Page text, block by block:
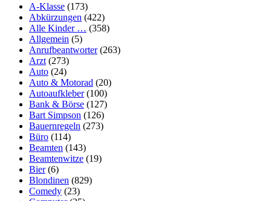
A-Klasse (173)
Abkürzungen (422)
Alle Kinder … (358)
Allgemein (5)
Anrufbeantworter(263)
Arzt (273)
Auto (24)
Auto & Motorad (20)
Autoaufkleber(100)
Bank & Börse (127)
Bart Simpson (126)
Bauernregeln (273)
Büro (114)
Beamten (143)
Beamtenwitze (19)
Bier(6)
Blondinen (829)
Comedy (23)